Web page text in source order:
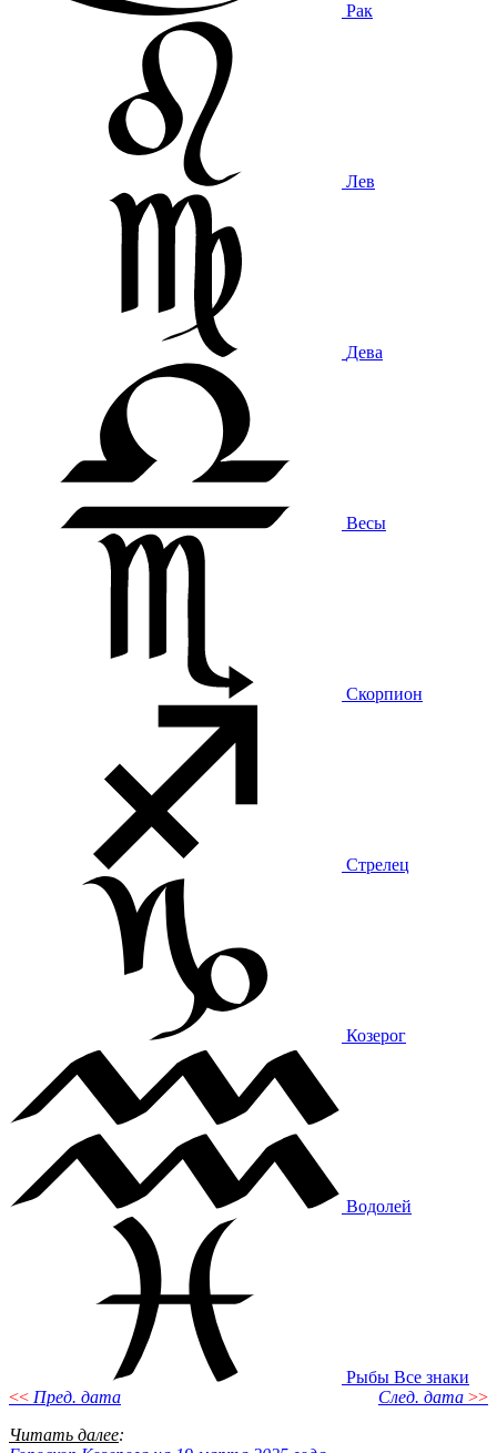
Рак
Лев
Дева
Весы
Скорпион
Стрелец
Козерог
Водолей
Рыбы Все знаки
<< Пред. дата След. дата >>
Читать далее: